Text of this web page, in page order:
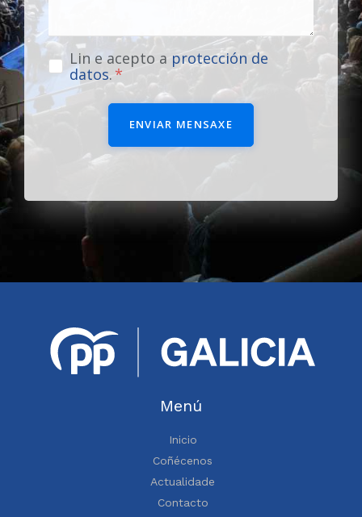
Lin e acepto a protección de
datos.
ENVIAR MENSAXE
Menú
Inicio
Coñécenos
Actualidade
Contacto